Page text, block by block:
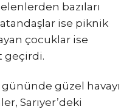
bazıları
ise piknik
çocuklar ise
geçirdi.
gününde güzel havayı
Sarıyer’deki